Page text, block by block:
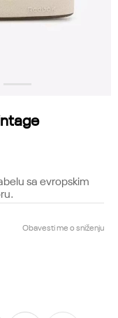
sa evropskim
Obavesti me o sniženju